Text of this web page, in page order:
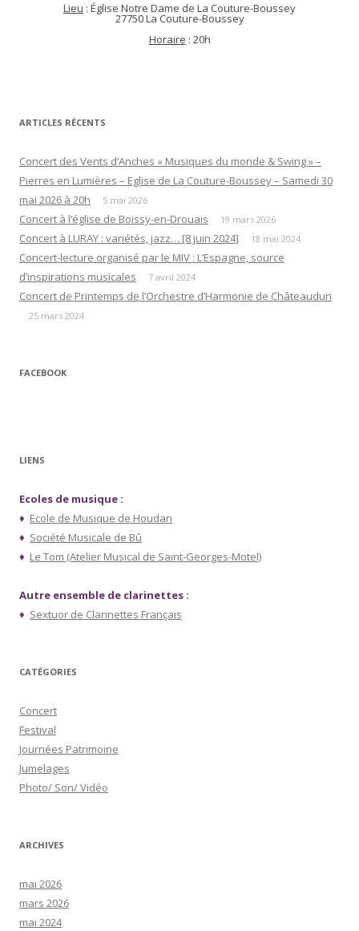
Lieu : Église Notre Dame de La Couture-Boussey
27750 La Couture-Boussey
Horaire : 20h
ARTICLES RÉCENTS
Concert des Vents d’Anches « Musiques du monde & Swing » –
Pierres en Lumières – Eglise de La Couture-Boussey – Samedi 30
mai 2026 à 20h
5 mai 2026
Concert à l’église de Boissy-en-Drouais 19 mars 2026
Concert à LURAY : variétés, jazz… [8 juin 2024] 18 mai 2024
Concert-lecture organisé par le MIV : L’Espagne, source
d’inspirations musicales
7 avril 2024
Concert de Printemps de l’Orchestre d’Harmonie de Châteaudun
25 mars 2024
FACEBOOK
LIENS
Ecoles de musique :
♦ Ecole de Musique de Houdan
♦ Société Musicale de Bû
♦ Le Tom (Atelier Musical de Saint-Georges-Motel)
Autre ensemble de clarinettes :
♦ Sextuor de Clarinettes Français
CATÉGORIES
Concert
Festival
Journées Patrimoine
Jumelages
Photo/ Son/ Vidéo
ARCHIVES
mai 2026
mars 2026
mai 2024